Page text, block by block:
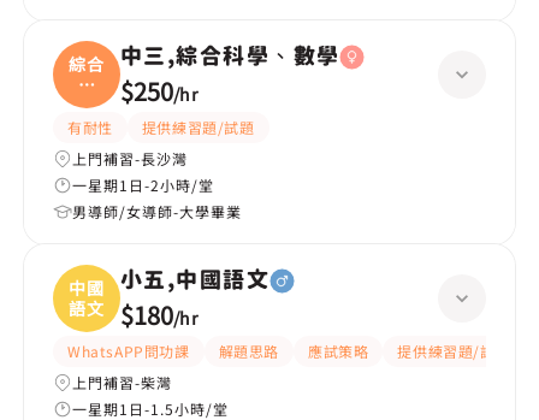
綜合
科
學、
中三,綜合科學、數學
$250/hr
有耐性
提供練習題/試題
上門補習-長沙灣
一星期1日-2小時/堂
男導師/女導師-大學畢業
中國
語文
小五,中國語文
$180/hr
WhatsAPP問功課 解題思路 應試策略
提供練習題/試題
上門補習-柴灣
一星期1日-1.5小時/堂